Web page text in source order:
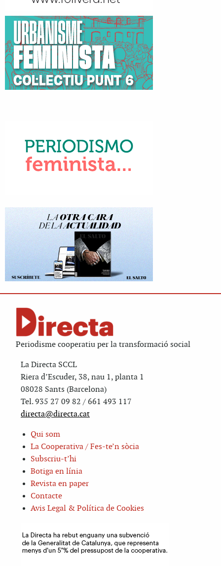
Periodisme cooperatiu per la transformació social
La Directa SCCL
Riera d’Escuder, 38, nau 1, planta 1
08028 Sants (Barcelona)
Tel. 935 27 09 82 / 661 493 117
directa@directa.cat
Qui som
La Cooperativa / Fes-te’n sòcia
Subscriu-t’hi
Botiga en línia
Revista en paper
Contacte
Avis Legal & Política de Cookies